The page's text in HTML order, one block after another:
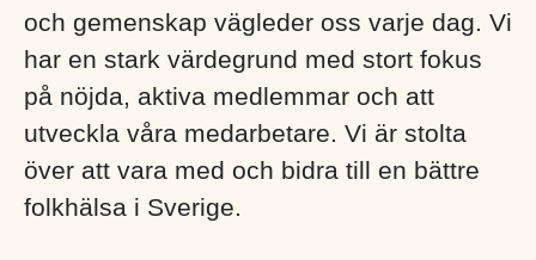
och gemenskap vägleder oss varje dag. Vi
har en stark värdegrund med stort fokus
på nöjda, aktiva medlemmar och att
utveckla våra medarbetare. Vi är stolta
över att vara med och bidra till en bättre
folkhälsa i Sverige. ​